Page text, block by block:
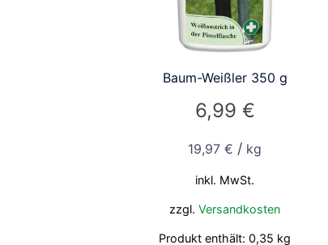
Baum-Weißler 350 g
6,99 €
19,97€ / kg
inkl. MwSt.
zzgl.Versandkosten
Produkt enthält: 0,35 kg